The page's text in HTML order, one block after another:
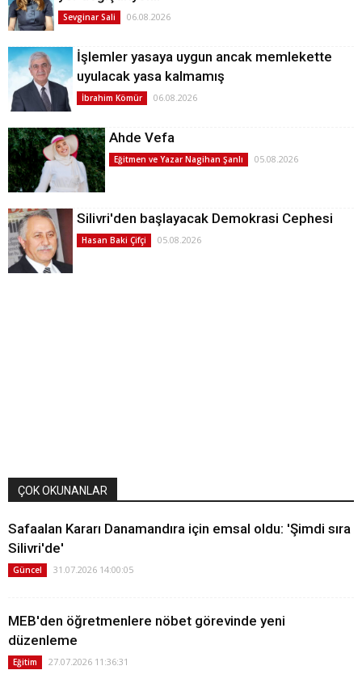
Sevginar Sali 06.08.2026
İşlemler yasaya uygun ancak memlekette
uyulacak yasa kalmamış
İbrahim Kömür 06.08.2026
Ahde Vefa
Eğitmen ve Yazar Nagihan Şanlı 05.08.2026
Silivri'den başlayacak Demokrasi Cephesi
Hasan Baki Çifçi 05.08.2026
ÇOK OKUNANLAR
Safaalan Kararı Danamandıra için emsal oldu: 'Şimdi sıra
Silivri'de'
Güncel 31.07.2026 14:00:05
MEB'den öğretmenlere nöbet görevinde yeni
düzenleme
Eğitim 27.07.2026 11:36:31